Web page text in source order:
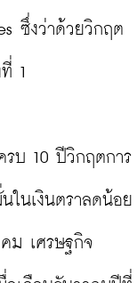
ซึ่งว่าด้วยวิกฤต
1
รบ 10 ปีวิกฤตการ
ในเงินตราลดน้อย
ม เศรษฐกิจ